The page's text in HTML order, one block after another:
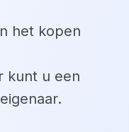
het kopen
kunt u een